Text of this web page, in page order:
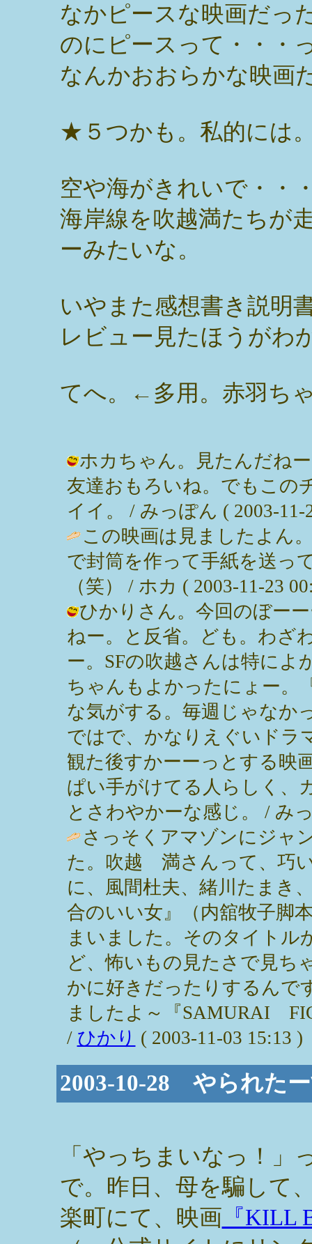
なかピースな映画だっ
のにピースって・・・
なんかおおらかな映画
★５つかも。私的には
空や海がきれいで・・
海岸線を吹越満たちが
ーみたいな。
いやまた感想書き説明
レビュー見たほうがわ
てへ。←多用。赤羽ち
ホカちゃん。見たんだね
友達おもろいね。でもこの
イイ。 / みっぽん ( 2003-11-
この映画は見ましたよん
で封筒を作って手紙を送っ
（笑） / ホカ ( 2003-11-23
ひかりさん。今回のぼー
ねー。と反省。ども。わざ
ー。SFの吹越さんは特によ
ちゃんもよかったにょー。
な気がする。毎週じゃなか
ではで、かなりえぐいドラ
観た後すかーーっとする映
ぱい手がけてる人らしく、
とさわやかーな感じ。 / み
さっそくアマゾンにジャ
た。吹越 満さんって、巧
に、風間杜夫、緒川たまき
合のいい女』（内舘牧子脚
まいました。そのタイトル
ど、怖いもの見たさで見ち
かに好きだったりするん
ましたよ～『SAMURAI
/ ひかり ( 2003-11-03 15:13 )
2003-10-28 やられた
「やっちまいなっ！」
で。昨日、母を騙して
楽町にて、映画 『KILL